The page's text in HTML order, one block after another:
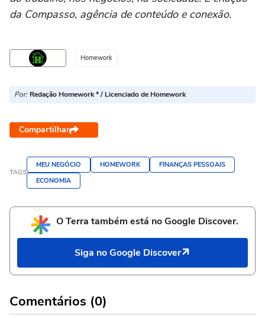
da Compasso, agência de conteúdo e conexão.
Homework
Por: Redação Homework * / Licenciado de Homework
Compartilhar
TAGS
MEU NEGÓCIO HOMEWORK
FINANÇAS PESSOAIS
ECONOMIA
O Terra também está no Google Discover.
Siga no Google Discover
Comentários (0)